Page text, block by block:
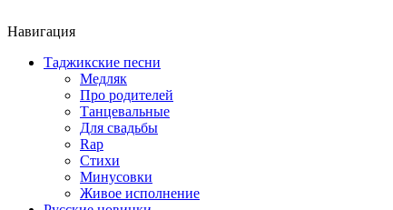
Навигация
Таджикские песни
Медляк
Про родителей
Танцевальные
Для свадьбы
Rap
Стихи
Минусовки
Живое исполнение